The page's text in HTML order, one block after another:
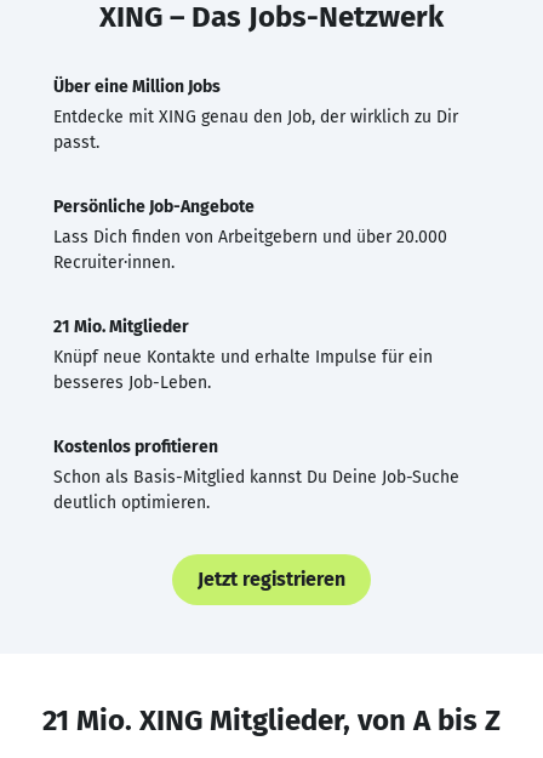
XING – Das Jobs-Netzwerk
Über eine Million Jobs
Entdecke mit XING genau den Job, der wirklich zu Dir
passt.
Persönliche Job-Angebote
Lass Dich finden von Arbeitgebern und über 20.000
Recruiter·innen.
21 Mio. Mitglieder
Knüpf neue Kontakte und erhalte Impulse für ein
besseres Job-Leben.
Kostenlos profitieren
Schon als Basis-Mitglied kannst Du Deine Job-Suche
deutlich optimieren.
Jetzt registrieren
21 Mio. XING Mitglieder, von A bis Z